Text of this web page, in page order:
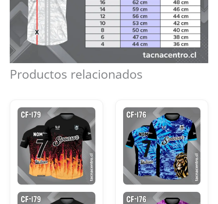
Productos relacionados